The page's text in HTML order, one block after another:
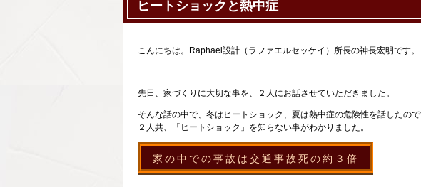
ヒートショックと熱中症
こんにちは。Raphael設計（ラファエルセッケイ）所長の神長宏明です。
先日、家づくりに大切な事を、２人にお話させていただきました。
そんな話の中で、冬はヒートショック、夏は熱中症の危険性を話したので
２人共、「ヒートショック」を知らない事がわかりました。
家の中での事故は交通事故死の約３倍